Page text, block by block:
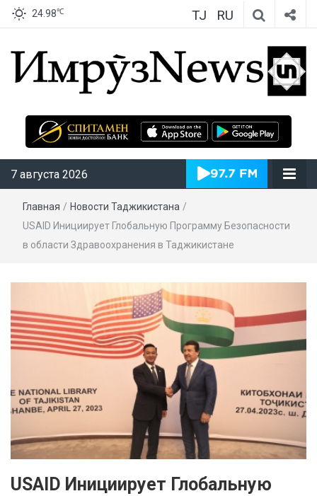
24.98℃ TJ RU
ИмрӯзNews
7 августа 2026
Главная / Новости Таджикистана /
USAID Инициирует Глобальную Программу Безопасности
в области Здравоохранения в Таджикистане
USAID Инициирует Глобальную